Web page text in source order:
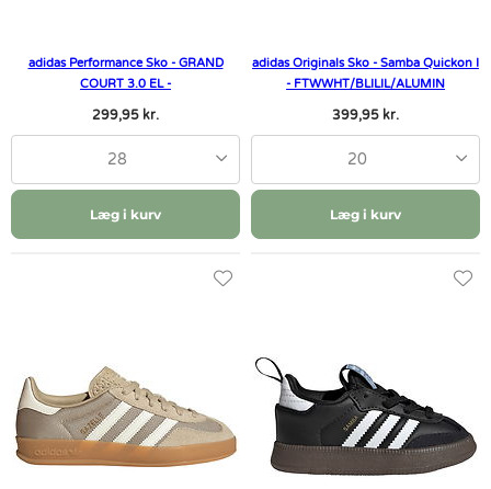
adidas Performance Sko - GRAND
COURT 3.0 EL -
MYSINK/LURABL/MYSI
299,95 kr.
28
Læg i kurv
adidas Originals Sko - Samba Quickon I
- FTWWHT/BLILIL/ALUMIN
399,95 kr.
20
Læg i kurv